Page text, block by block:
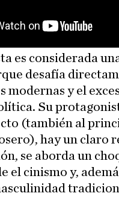
es considerada
desafía
modernas y el
Su
(también al
hay un claro
se aborda un
el cinismo y,